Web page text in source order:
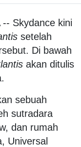
Skydance kini
setelah
Di bawah
akan ditulis
sebuah
sutradara
dan rumah
Universal